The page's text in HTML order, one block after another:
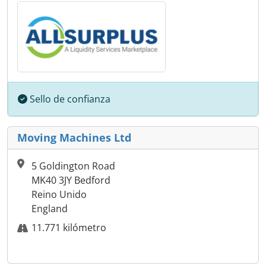
Sello de confianza
Moving Machines Ltd
5 Goldington Road
MK40 3JY Bedford
Reino Unido
England
11.771 kilómetro